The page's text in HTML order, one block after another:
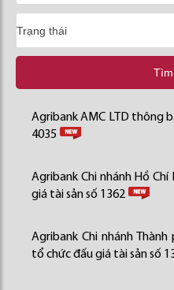
Agribank AMC LTD thông
4035
Agribank Chi nhánh Hồ
giá tài sản số 1362
Agribank Chi nhánh
tổ chức đấu giá tài sản số